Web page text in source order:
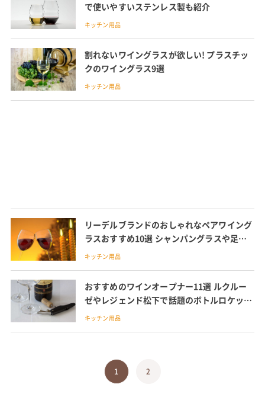
で使いやすいステンレス製も紹介
キッチン用品
割れないワイングラスが欲しい! プラスチッ
クのワイングラス9選
キッチン用品
リーデルブランドのおしゃれなペアワイング
ラスおすすめ10選 シャンパングラスや足な
しなど形の種類や選び方
キッチン用品
おすすめのワインオープナー11選 ルクルー
ゼやレジェンド松下で話題のボトルロケット
も紹介
キッチン用品
1 2